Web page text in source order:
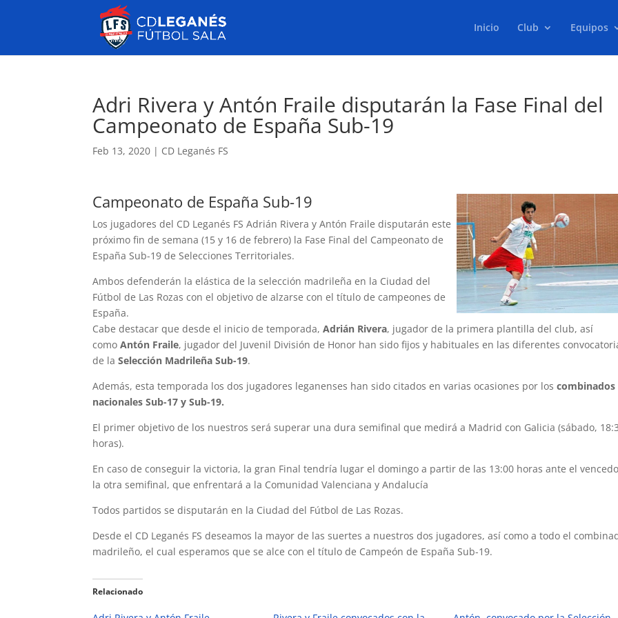
Inicio Club Equipos
Adri Rivera y Antón Fraile disputarán la Fase Final del
Campeonato de España Sub-19
Feb 13, 2020 | CD Leganés FS
Campeonato de España Sub-19
Los jugadores del CD Leganés FS Adrián Rivera y Antón Fraile disputarán este
próximo fin de semana (15 y 16 de febrero) la Fase Final del Campeonato de
España Sub-19 de Selecciones Territoriales.
Ambos defenderán la elástica de la selección madrileña en la Ciudad del
Fútbol de Las Rozas con el objetivo de alzarse con el título de campeones de
España.
Cabe destacar que desde el inicio de temporada, Adrián Rivera, jugador de la primera plantilla del club, así
comoAntón Fraile, jugador del Juvenil División de Honor han sido fijos y habituales en las diferentes
de laSelección Madrileña Sub-19.
Además, esta temporada los dos jugadores leganenses han sido citados en varias ocasiones por loscombinados
nacionales Sub-17 y Sub-19.
El primer objetivo de los nuestros será superar una dura semifinal que medirá a Madrid con Galicia (sábado,
horas).
En caso de conseguir la victoria, la gran Final tendría lugar el domingo a partir de las 13:00 horas ante el
la otra semifinal, que enfrentará a la Comunidad Valenciana y Andalucía
Todos partidos se disputarán en la Ciudad del Fútbol de Las Rozas.
Desde el CD Leganés FS deseamos la mayor de las suertes a nuestros dos jugadores, así como a todo el
madrileño, el cual esperamos que se alce con el título de Campeón de España Sub-19.
Relacionado